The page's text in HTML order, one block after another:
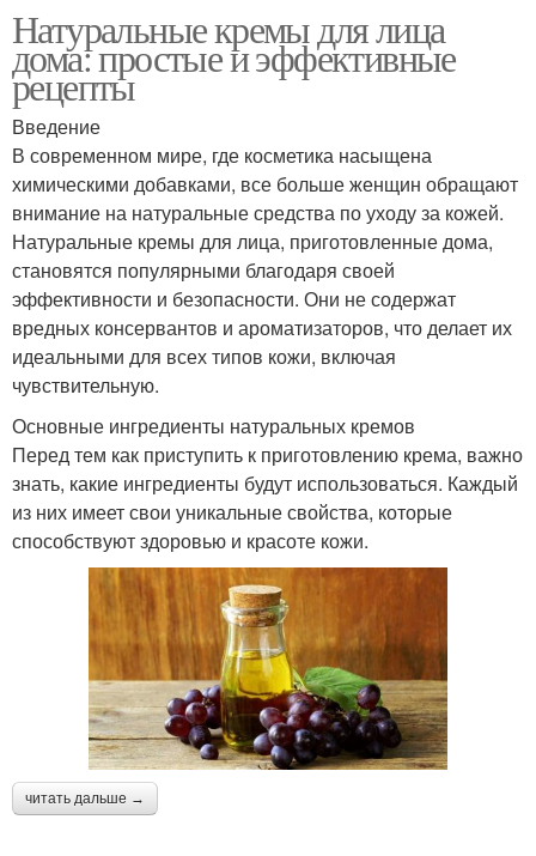
Натуральные кремы для лица
дома: простые и эффективные
рецепты
Введение
В современном мире, где косметика насыщена
химическими добавками, все больше женщин обращают
внимание на натуральные средства по уходу за кожей.
Натуральные кремы для лица, приготовленные дома,
становятся популярными благодаря своей
эффективности и безопасности. Они не содержат
вредных консервантов и ароматизаторов, что делает их
идеальными для всех типов кожи, включая
чувствительную.
Основные ингредиенты натуральных кремов
Перед тем как приступить к приготовлению крема, важно
знать, какие ингредиенты будут использоваться. Каждый
из них имеет свои уникальные свойства, которые
способствуют здоровью и красоте кожи.
читать дальше →